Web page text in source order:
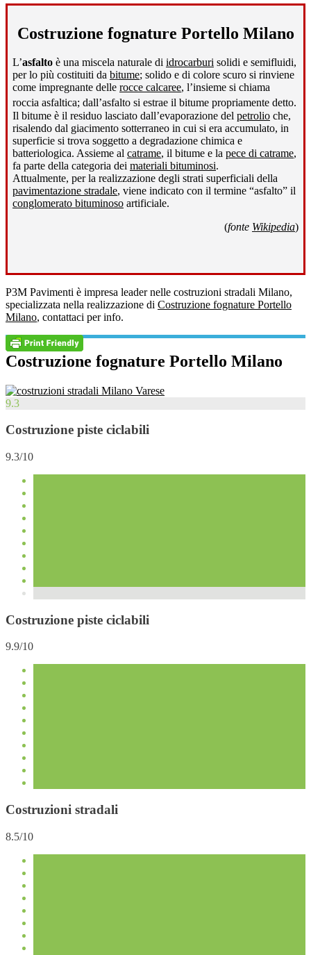
Costruzione fognature Portello Milano
L’asfalto è una miscela naturale di idrocarburi solidi e semifluidi,
per lo più costituiti da bitume; solido e di colore scuro si rinviene
come impregnante delle rocce calcaree, l’insieme si chiama
roccia asfaltica; dall’asfalto si estrae il bitume propriamente detto.
Il bitume è il residuo lasciato dall’evaporazione del petrolio che,
risalendo dal giacimento sotterraneo in cui si era accumulato, in
superficie si trova soggetto a degradazione chimica e
batteriologica. Assieme al catrame, il bitume e la pece di catrame,
fa parte della categoria dei materiali bituminosi.
Attualmente, per la realizzazione degli strati superficiali della
pavimentazione stradale, viene indicato con il termine “asfalto” il
conglomerato bituminoso artificiale.
(fonte Wikipedia)
P3M Pavimenti è impresa leader nelle costruzioni stradali Milano,
specializzata nella realizzazione di Costruzione fognature Portello
Milano, contattaci per info.
Costruzione fognature Portello Milano
9.3
Costruzione piste ciclabili
9.3/10
Costruzione piste ciclabili
9.9/10
Costruzioni stradali
8.5/10